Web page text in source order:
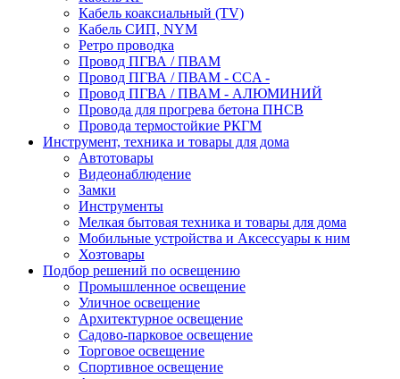
Кабель коаксиальный (TV)
Кабель СИП, NYM
Ретро проводка
Провод ПГВА / ПВАМ
Провод ПГВА / ПВАМ - CCA -
Провод ПГВА / ПВАМ - АЛЮМИНИЙ
Провода для прогрева бетона ПНСВ
Провода термостойкие РКГМ
Инструмент, техника и товары для дома
Автотовары
Видеонаблюдение
Замки
Инструменты
Мелкая бытовая техника и товары для дома
Мобильные устройства и Аксессуары к ним
Хозтовары
Подбор решений по освещению
Промышленное освещение
Уличное освещение
Архитектурное освещение
Садово-парковое освещение
Торговое освещение
Спортивное освещение